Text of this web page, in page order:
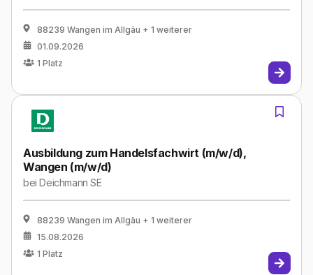
88239 Wangen im Allgäu + 1 weiterer
01.09.2026
1 Platz
Ausbildung zum Handelsfachwirt (m/w/d),
Wangen (m/w/d)
beiDeichmann SE
88239 Wangen im Allgäu + 1 weiterer
15.08.2026
1 Platz